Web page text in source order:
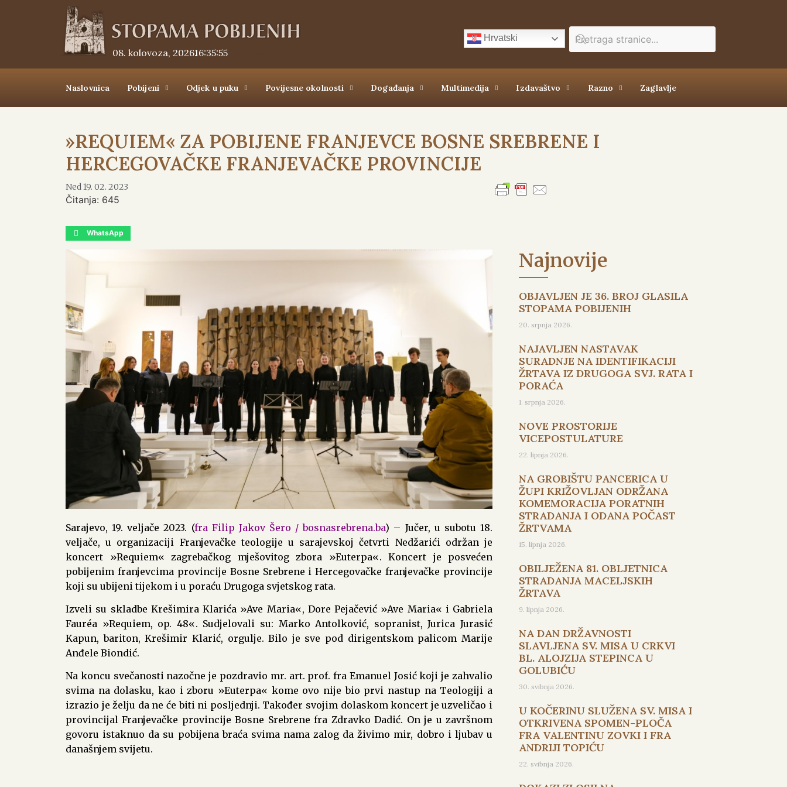
Hrvatski
08. kolovoza, 2026.16:35:55
Naslovnica Pobijeni Odjek u puku Povijesne okolnosti Događanja Multimedija Izdavaštvo Razno Zaglavlje
»REQUIEM« ZA POBIJENE FRANJEVCE BOSNE SREBRENE I
HERCEGOVAČKE FRANJEVAČKE PROVINCIJE
Ned 19. 02. 2023
Čitanja: 645
WhatsApp
Sarajevo, 19. veljače 2023. (fra Filip Jakov Šero / bosnasrebrena.ba) – Jučer, u subotu 18.
veljače, u organizaciji Franjevačke teologije u sarajevskoj četvrti Nedžarići održan je
koncert »Requiem« zagrebačkog mješovitog zbora »Euterpa«. Koncert je posvećen
pobijenim franjevcima provincije Bosne Srebrene i Hercegovačke franjevačke provincije
koji su ubijeni tijekom i u poraću Drugoga svjetskog rata.
Izveli su skladbe Krešimira Klarića »Ave Maria«, Dore Pejačević »Ave Maria« i Gabriela
Fauréa »Requiem, op. 48«. Sudjelovali su: Marko Antolković, sopranist, Jurica Jurasić
Kapun, bariton, Krešimir Klarić, orgulje. Bilo je sve pod dirigentskom palicom Marije
Anđele Biondić.
Na koncu svečanosti nazočne je pozdravio mr. art. prof. fra Emanuel Josić koji je zahvalio
svima na dolasku, kao i zboru »Euterpa« kome ovo nije bio prvi nastup na Teologiji a
izrazio je želju da ne će biti ni posljednji. Također svojim dolaskom koncert je uzveličao i
provincijal Franjevačke provincije Bosne Srebrene fra Zdravko Dadić. On je u završnom
govoru istaknuo da su pobijena braća svima nama zalog da živimo mir, dobro i ljubav u
današnjem svijetu.
Najnovije
OBJAVLJEN JE 36. BROJ GLASILA
STOPAMA POBIJENIH
20. srpnja 2026.
NAJAVLJEN NASTAVAK
SURADNJE NA IDENTIFIKACIJI
ŽRTAVA IZ DRUGOGA SVJ. RATA I
PORAĆA
1. srpnja 2026.
NOVE PROSTORIJE
VICEPOSTULATURE
22. lipnja 2026.
NA GROBIŠTU PANCERICA U
ŽUPI KRIŽOVLJAN ODRŽANA
KOMEMORACIJA PORATNIH
STRADANJA I ODANA POČAST
ŽRTVAMA
15. lipnja 2026.
OBILJEŽENA 81. OBLJETNICA
STRADANJA MACELJSKIH
ŽRTAVA
9. lipnja 2026.
NA DAN DRŽAVNOSTI
SLAVLJENA SV. MISA U CRKVI
BL. ALOJZIJA STEPINCA U
GOLUBIĆU
30. svibnja 2026.
U KOČERINU SLUŽENA SV. MISA I
OTKRIVENA SPOMEN-PLOČA
FRA VALENTINU ZOVKI I FRA
ANDRIJI TOPIĆU
22. svibnja 2026.